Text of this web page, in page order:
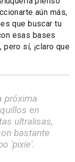
aún más,
que buscar tu
esas bases
pero sí, ¡claro que
próxima
en
ultralisas,
bastante
'pixie'.